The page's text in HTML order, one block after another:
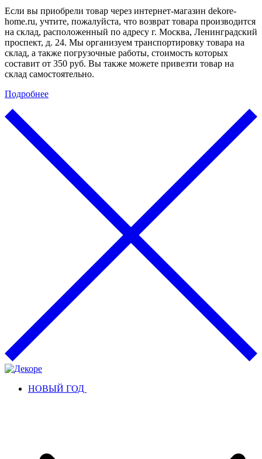
Если вы приобрели товар через интернет-магазин dekore-
home.ru, учтите, пожалуйста, что возврат товара производится
на склад, расположенный по адресу г. Москва, Ленинградский
проспект, д. 24. Мы организуем транспортировку товара на
склад, а также погрузочные работы, стоимость которых
составит от 350 руб. Вы также можете привезти товар на
склад самостоятельно.
Подробнее
НОВЫЙ ГОД